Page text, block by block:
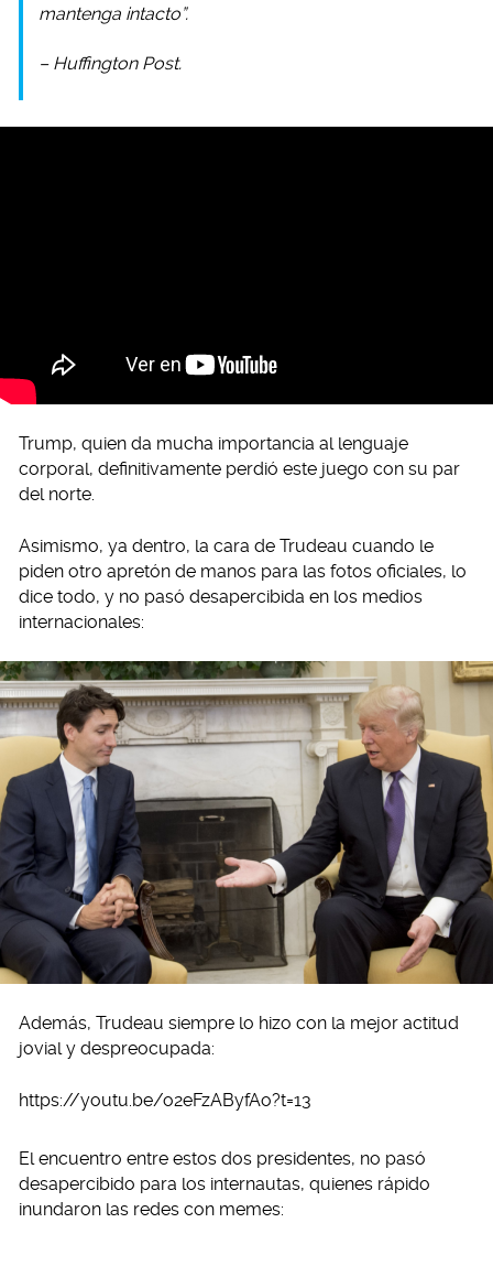
mantenga intacto”.
– Huffington Post.
Trump, quien da mucha importancia al lenguaje
corporal, definitivamente perdió este juego con su par
del norte.
Asimismo, ya dentro, la cara de Trudeau cuando le
piden otro apretón de manos para las fotos oficiales, lo
dice todo, y no pasó desapercibida en los medios
internacionales:
Además, Trudeau siempre lo hizo con la mejor actitud
jovial y despreocupada:
https://youtu.be/o2eFzAByfAo?t=13
El encuentro entre estos dos presidentes, no pasó
desapercibido para los internautas, quienes rápido
inundaron las redes con memes: